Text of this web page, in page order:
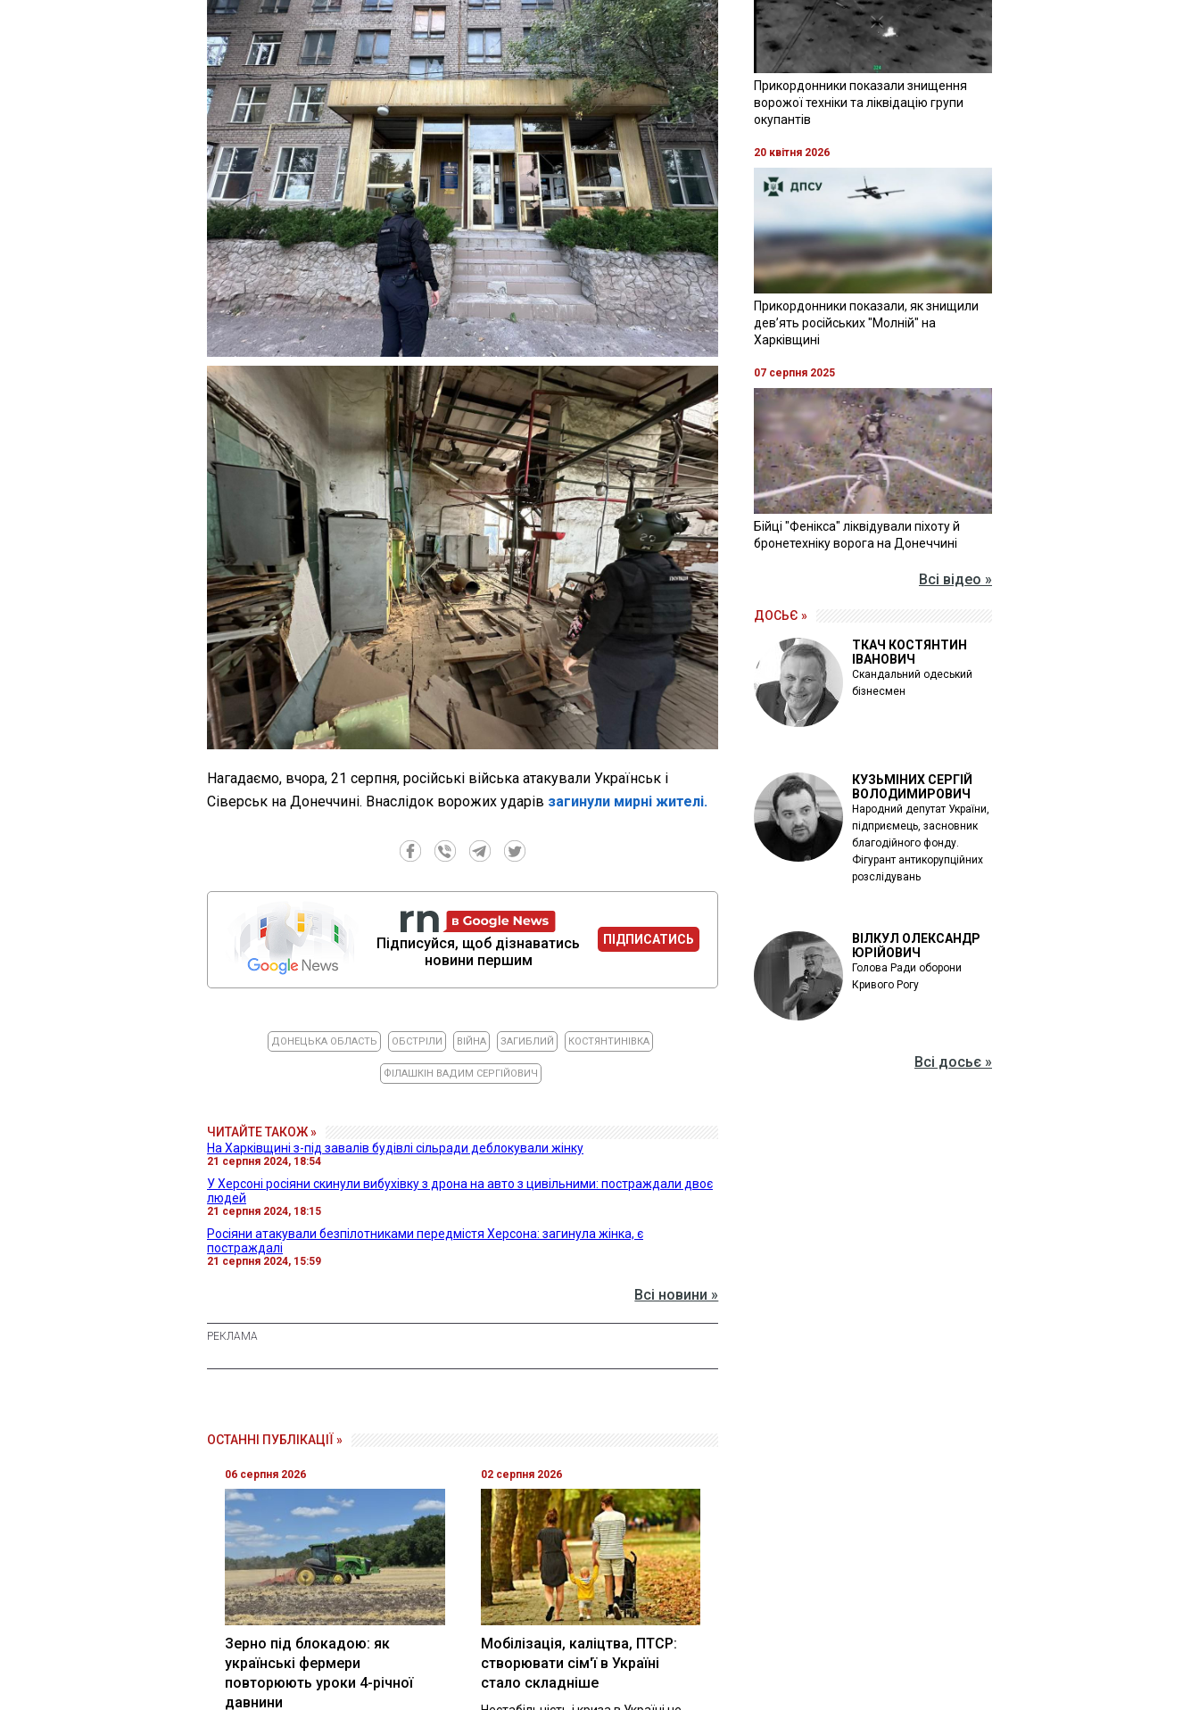
Нагадаємо, вчора, 21 серпня, російські війська атакували Українськ і
Сіверськ на Донеччині. Внаслідок ворожих ударів загинули мирні жителі.
Підписуйся, щоб дізнаватись
новини першим
ПІДПИСАТИСЬ
ДОНЕЦЬКА ОБЛАСТЬ ОБСТРІЛИ ВІЙНА ЗАГИБЛИЙ КОСТЯНТИНІВКА
ФІЛАШКІН ВАДИМ СЕРГІЙОВИЧ
ЧИТАЙТЕ ТАКОЖ »
На Харківщині з-під завалів будівлі сільради деблокували жінку
21 серпня 2024, 18:54
У Херсоні росіяни скинули вибухівку з дрона на авто з цивільними: постраждали двоє
людей
21 серпня 2024, 18:15
Росіяни атакували безпілотниками передмістя Херсона: загинула жінка, є
постраждалі
21 серпня 2024, 15:59
Всі новини »
ОСТАННІ ПУБЛІКАЦІЇ »
06 серпня 2026
Зерно під блокадою: як
українські фермери
повторюють уроки 4-річної
давнини
02 серпня 2026
Мобілізація, каліцтва, ПТСР:
створювати сім'ї в Україні
стало складніше
Прикордонники показали знищення
ворожої техніки та ліквідацію групи
окупантів
20 квітня 2026
Прикордонники показали, як знищили
девʼять російських "Молній" на
Харківщині
07 серпня 2025
Бійці "Фенікса" ліквідували піхоту й
бронетехніку ворога на Донеччині
Всі відео »
ДОСЬЄ »
ТКАЧ КОСТЯНТИН
ІВАНОВИЧ
Скандальний одеський
бізнесмен
КУЗЬМІНИХ СЕРГІЙ
ВОЛОДИМИРОВИЧ
Народний депутат України,
підприємець, засновник
благодійного фонду.
Фігурант антикорупційних
розслідувань
ВІЛКУЛ ОЛЕКСАНДР
ЮРІЙОВИЧ
Голова Ради оборони
Кривого Рогу
Всі досьє »